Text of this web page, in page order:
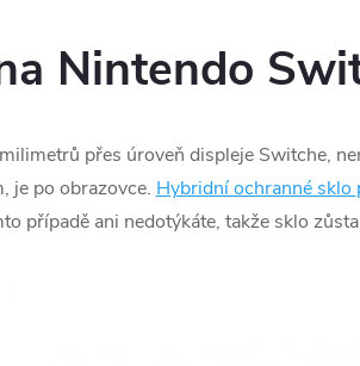
Nintendo
přes úroveň displeje Switche,
je po obrazovce. Hybridní ochranné sklo
případě ani nedotýkáte, takže sklo